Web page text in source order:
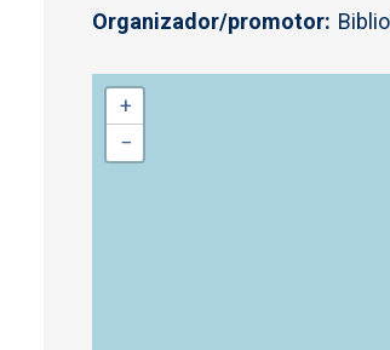
Organizador/promotor
+
−